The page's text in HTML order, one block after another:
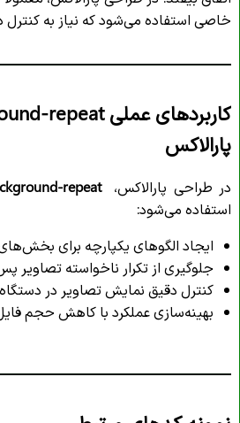
خاصی استفاده می‌شود که نیاز به کنترل
پارالاکس
در طراحی پارالاکس،repeat
استفاده می‌شود:
ایجاد الگوهای یکپارچه برای
جلوگیری از تکرار ناخواسته تصاویر
کنترل دقیق نمایش تصاویر در
بهینه‌سازی عملکرد با کاهش حجم